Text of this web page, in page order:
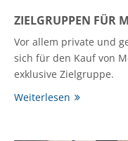
ZIELGRUPPEN FÜR
Vor allem private und
sich für den Kauf von
exklusive Zielgruppe.
Weiterlesen